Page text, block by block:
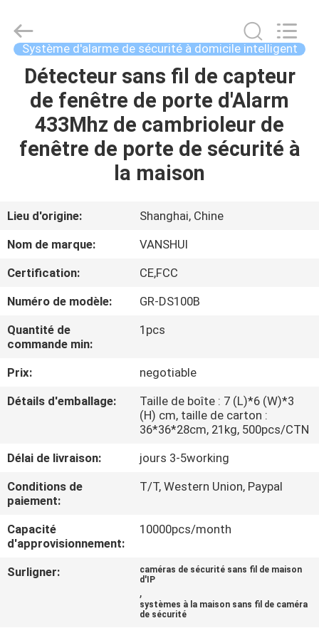
MAISON
VIDÉOS
PROPOS
DE
NOUS
VISITE
DE
DE
LA
QUALITÉ
VANSHUI
ENTERPRISE
COMPANY
LIMITED.
Reserved.
Système d'alarme de sécurité à domicile intelligent
Détecteur sans fil de capteur
de fenêtre de porte d'Alarm
433Mhz de cambrioleur de
fenêtre de porte de sécurité à
la maison
Lieu d'origine:
Shanghai, Chine
Nom de marque:
VANSHUI
Certification:
CE,FCC
Numéro de modèle:
GR-DS100B
Quantité de
commande min:
1pcs
Prix:
negotiable
Détails d'emballage:
Taille de boîte : 7 (L)*6 (W)*3
(H) cm, taille de carton :
36*36*28cm, 21kg, 500pcs/CTN
Délai de livraison:
jours 3-5working
Conditions de
paiement:
T/T, Western Union, Paypal
Capacité
d'approvisionnement:
10000pcs/month
Surligner:
caméras de sécurité sans fil de maison
d'IP
,
systèmes à la maison sans fil de caméra
de sécurité